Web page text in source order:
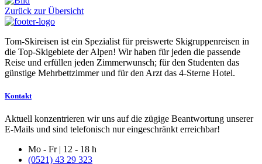
Zurück zur Übersicht
Tom-Skireisen ist ein Spezialist für preiswerte Skigruppenreisen in
die Top-Skigebiete der Alpen! Wir haben für jeden die passende
Reise und erfüllen jeden Zimmerwunsch; für den Studenten das
günstige Mehrbettzimmer und für den Arzt das 4-Sterne Hotel.
Kontakt
Aktuell konzentrieren wir uns auf die zügige Beantwortung unserer
E-Mails und sind telefonisch nur eingeschränkt erreichbar!
Mo - Fr | 12 - 18 h
(0521) 43 29 323